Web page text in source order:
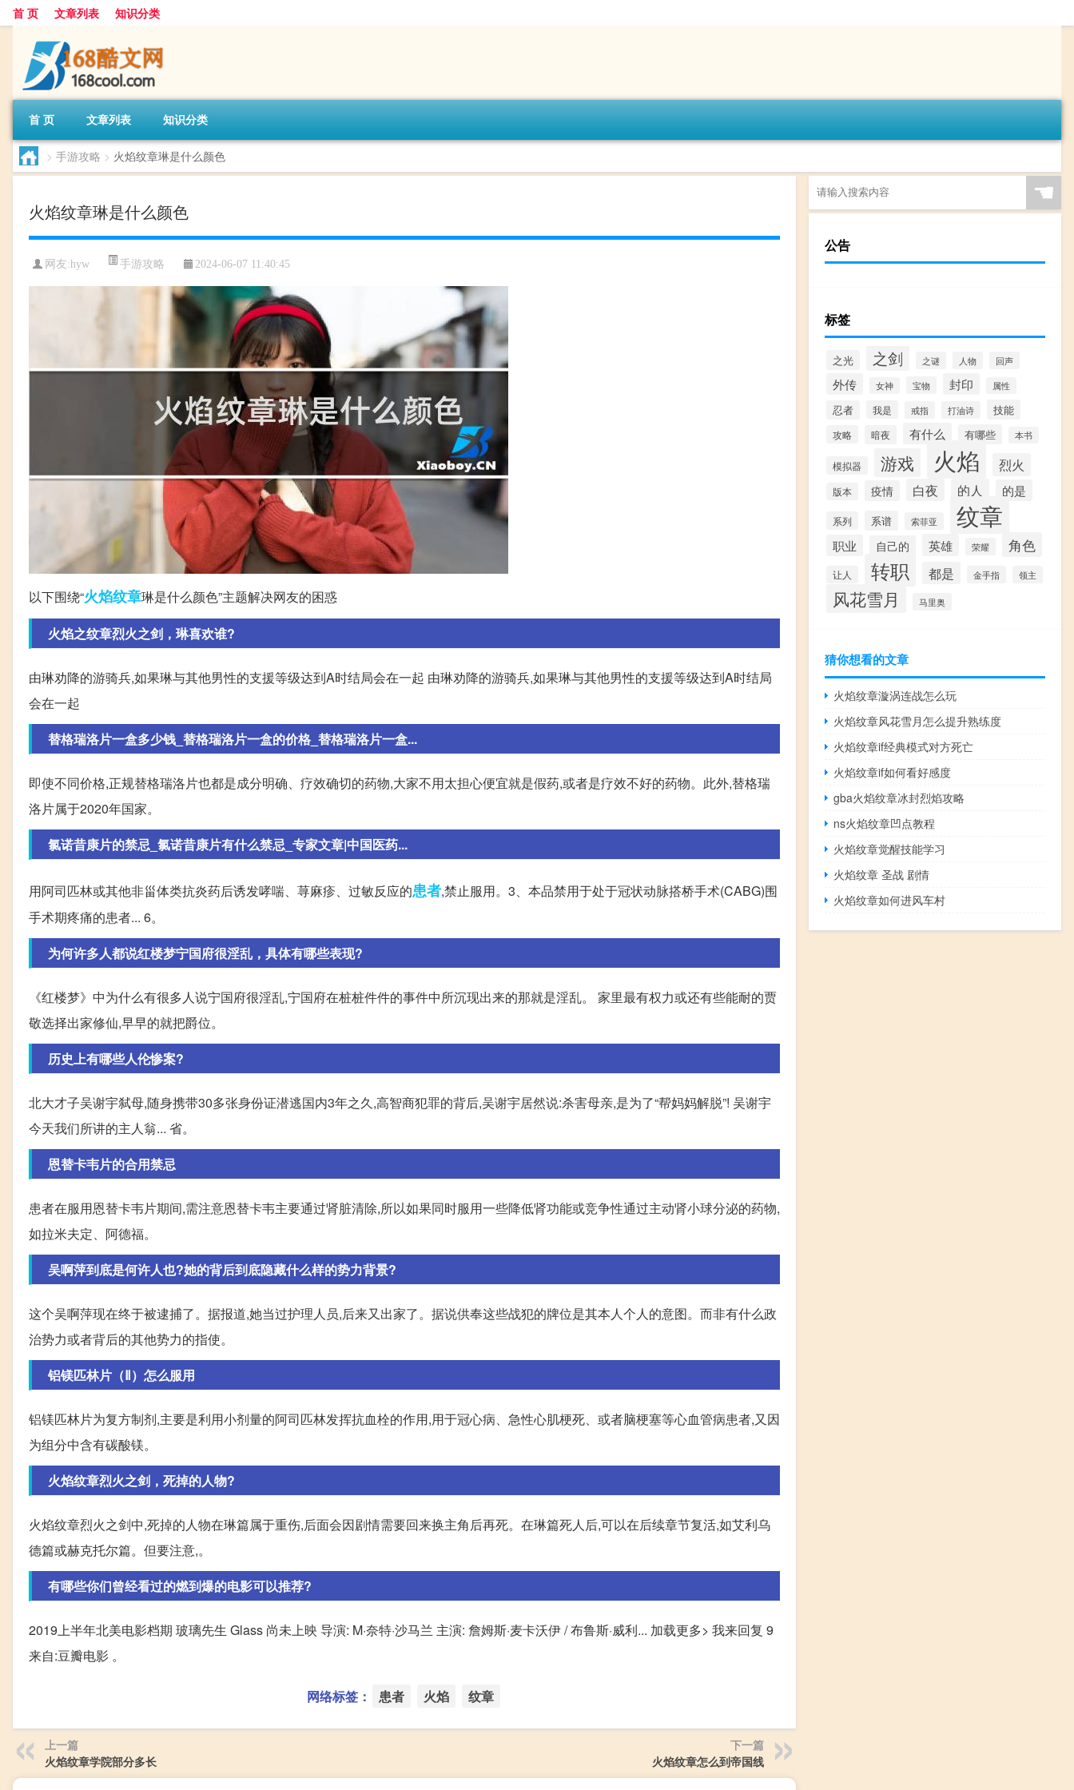
首 页 文章列表 知识分类
首 页 文章列表 知识分类
> 手游攻略 > 火焰纹章琳是什么颜色
火焰纹章琳是什么颜色
网友:hyw 手游攻略 2024-06-07 11:40:45
以下围绕“火焰纹章琳是什么颜色”主题解决网友的困惑
火焰之纹章烈火之剑，琳喜欢谁?
由琳劝降的游骑兵,如果琳与其他男性的支援等级达到A时结局会在一起 由琳劝降的游骑兵,如果琳与其他男性的支援等级达到A时结局
会在一起
替格瑞洛片一盒多少钱_替格瑞洛片一盒的价格_替格瑞洛片一盒...
即使不同价格,正规替格瑞洛片也都是成分明确、疗效确切的药物,大家不用太担心便宜就是假药,或者是疗效不好的药物。此外,替格瑞
洛片属于2020年国家。
氯诺昔康片的禁忌_氯诺昔康片有什么禁忌_专家文章|中国医药...
用阿司匹林或其他非甾体类抗炎药后诱发哮喘、荨麻疹、过敏反应的患者,禁止服用。3、本品禁用于处于冠状动脉搭桥手术(CABG)围
手术期疼痛的患者... 6。
为何许多人都说红楼梦宁国府很淫乱，具体有哪些表现?
《红楼梦》中为什么有很多人说宁国府很淫乱,宁国府在桩桩件件的事件中所沉现出来的那就是淫乱。 家里最有权力或还有些能耐的贾
敬选择出家修仙,早早的就把爵位。
历史上有哪些人伦惨案?
北大才子吴谢宇弑母,随身携带30多张身份证潜逃国内3年之久,高智商犯罪的背后,吴谢宇居然说:杀害母亲,是为了“帮妈妈解脱”! 吴谢宇
今天我们所讲的主人翁... 省。
恩替卡韦片的合用禁忌
患者在服用恩替卡韦片期间,需注意恩替卡韦主要通过肾脏清除,所以如果同时服用一些降低肾功能或竞争性通过主动肾小球分泌的药物,
如拉米夫定、阿德福。
吴啊萍到底是何许人也?她的背后到底隐藏什么样的势力背景?
这个吴啊萍现在终于被逮捕了。据报道,她当过护理人员,后来又出家了。据说供奉这些战犯的牌位是其本人个人的意图。而非有什么政
治势力或者背后的其他势力的指使。
铝镁匹林片（Ⅱ）怎么服用
铝镁匹林片为复方制剂,主要是利用小剂量的阿司匹林发挥抗血栓的作用,用于冠心病、急性心肌梗死、或者脑梗塞等心血管病患者,又因
为组分中含有碳酸镁。
火焰纹章烈火之剑，死掉的人物?
火焰纹章烈火之剑中,死掉的人物在琳篇属于重伤,后面会因剧情需要回来换主角后再死。在琳篇死人后,可以在后续章节复活,如艾利乌
德篇或赫克托尔篇。但要注意,。
有哪些你们曾经看过的燃到爆的电影可以推荐?
2019上半年北美电影档期 玻璃先生 Glass 尚未上映 导演: M·奈特·沙马兰 主演: 詹姆斯·麦卡沃伊 / 布鲁斯·威利... 加载更多> 我来回复 9
来自:豆瓣电影 。
网络标签： 患者 火焰 纹章
上一篇
火焰纹章学院部分多长
下一篇
火焰纹章怎么到帝国线
☚
公告
标签
之光 之剑 之谜 人物 回声
外传 女神 宝物 封印 属性
忍者 我是 戒指 打油诗 技能
攻略 暗夜 有什么 有哪些 本书
模拟器 游戏 火焰 烈火
版本 疫情 白夜 的人 的是
系列 系谱 索菲亚 纹章
职业 自己的 英雄 荣耀 角色
让人 转职 都是 金手指 领主
风花雪月 马里奥
猜你想看的文章
火焰纹章漩涡连战怎么玩
火焰纹章风花雪月怎么提升熟练度
火焰纹章if经典模式对方死亡
火焰纹章if如何看好感度
gba火焰纹章冰封烈焰攻略
ns火焰纹章凹点教程
火焰纹章觉醒技能学习
火焰纹章 圣战 剧情
火焰纹章如何进风车村